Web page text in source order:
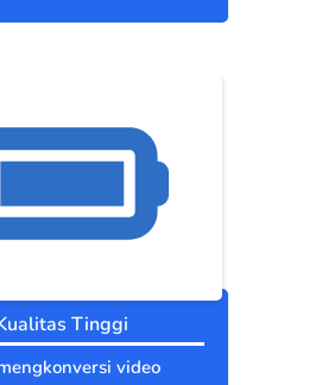
Tinggi
video